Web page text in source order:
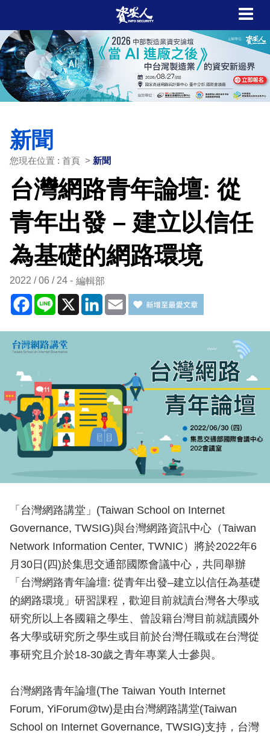
新聞
您現在位置 : 首頁 > 新聞
台灣網路青年論壇: 從
青年出發 – 建立以信任
為基礎的網路環境
2022 / 06 / 24 編輯部
Facebook
Line X LinkedIn
Email
「台灣網路講堂」(Taiwan School on Internet
Governance, TWSIG)與台灣網路資訊中心（Taiwan
Network Information Center, TWNIC）將於2022年6
月30日(四)於集思交通部國際會議中心，共同舉辦
「台灣網路青年論壇: 從青年出發–建立以信任為基礎
的網路環境」研習課程，歡迎目前就讀台灣各大學或
研究所以上各國籍之學生、曾設籍台灣目前就讀國外
各大學或研究所之學生或目前於台灣任職或在台灣從
事研究且介於18-30歲之青年專業人士參與。
台灣網路青年論壇(The Taiwan Youth Internet
Forum, YiForum@tw)是由台灣網路講堂(Taiwan
School on Internet Governance, TWSIG)支持，台灣